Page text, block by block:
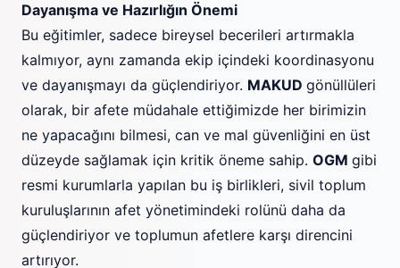
Dayanışma ve Hazırlığın Önemi
Bu eğitimler, sadece bireysel becerileri artırmakla
kalmıyor, aynı zamanda ekip içindeki koordinasyonu
ve dayanışmayı da güçlendiriyor. MAKUD gönüllüleri
olarak, bir afete müdahale ettiğimizde her birimizin
ne yapacağını bilmesi, can ve mal güvenliğini en üst
düzeyde sağlamak için kritik öneme sahip. OGM gibi
resmi kurumlarla yapılan bu iş birlikleri, sivil toplum
kuruluşlarının afet yönetimindeki rolünü daha da
güçlendiriyor ve toplumun afetlere karşı direncini
artırıyor.